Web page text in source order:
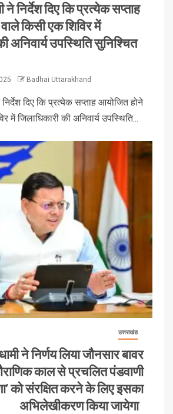
ने निर्देश दिए कि प्रत्येक सप्ताह
किसी एक शिविर में
अनिवार्य उपस्थिति सुनिश्चित
Badhai Uttarakhand
दिए कि प्रत्येक सप्ताह आयोजित होने
में जिलाधिकारी की अनिवार्य उपस्थिति...
उत्तराखंड
ने निर्णय लिया जौनसार बावर
काल से प्रचलित पंडवाणी
को संरक्षित करने के लिए इसका
अभिलेखीकरण किया जायेगा